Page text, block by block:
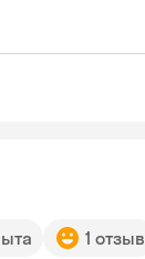
1 отзыв